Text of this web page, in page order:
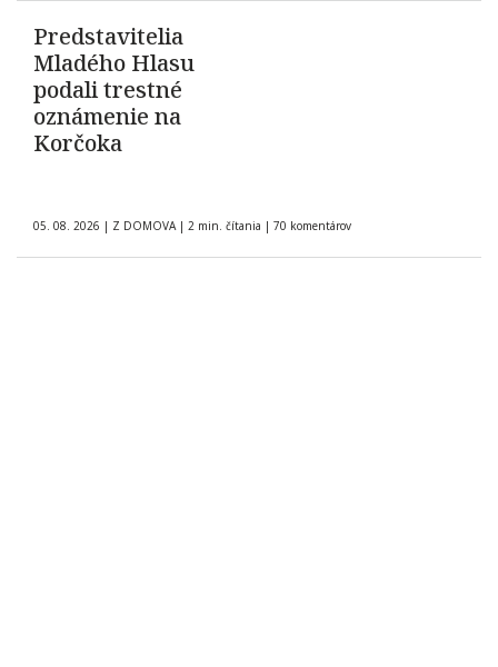
Predstavitelia
Mladého Hlasu
podali trestné
oznámenie na
Korčoka
05. 08. 2026 | Z DOMOVA | 2 min. čítania | 70 komentárov